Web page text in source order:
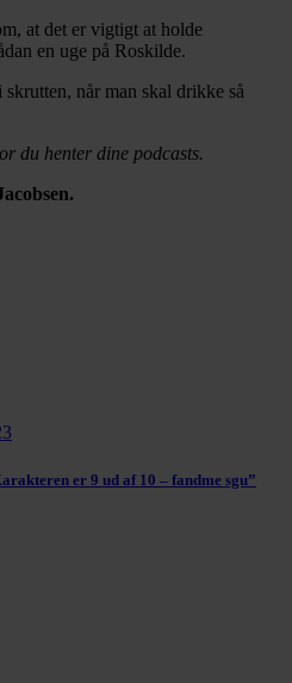
at det er vigtigt at holde
en uge på Roskilde.
når man skal drikke så
du henter dine podcasts.
er 9 ud af 10 – fandme sgu”